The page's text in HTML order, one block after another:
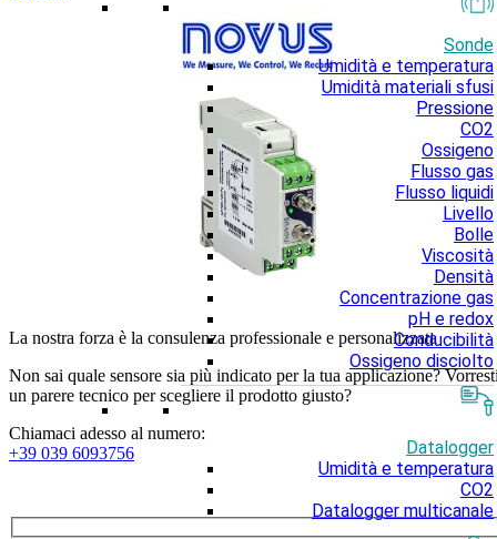
Sonde
Umidità e temperatura
Umidità materiali sfusi
Pressione
CO2
Ossigeno
Flusso gas
Flusso liquidi
Livello
Bolle
Viscosità
Densità
Concentrazione gas
pH e redox
Conducibilità
Ossigeno disciolto
Datalogger
Umidità e temperatura
CO2
Datalogger multicanale
La nostra forza è la consulenza professionale e personalizzata
Non sai quale sensore sia più indicato per la tua applicazione?
un parere tecnico per scegliere il prodotto giusto?
Chiamaci adesso al numero:
+39 039 6093756